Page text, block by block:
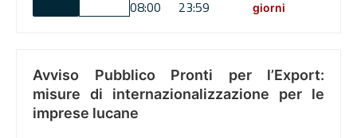
08:00
23:59
giorni
Avviso Pubblico Pronti per l’Export:
misure di internazionalizzazione per le
imprese lucane